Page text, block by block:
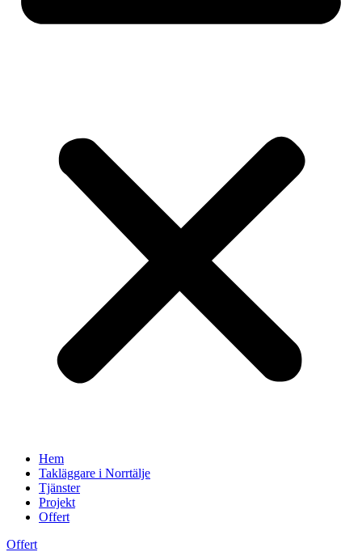
Hem
Takläggare i Norrtälje
Tjänster
Projekt
Offert
Offert